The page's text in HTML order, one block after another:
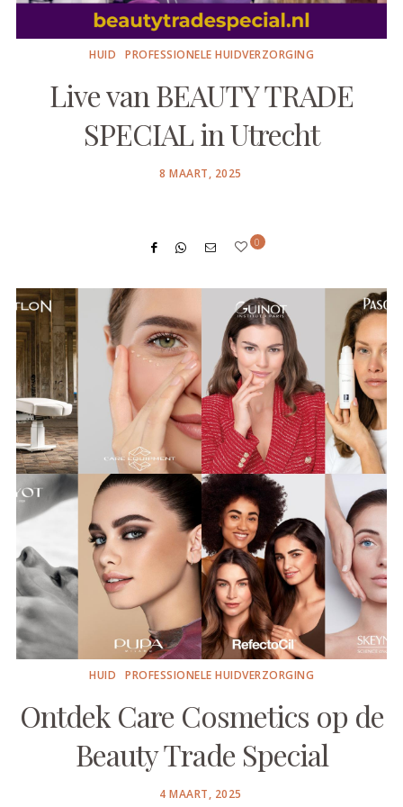
HUID PROFESSIONELE HUIDVERZORGING
Live van BEAUTY TRADE
SPECIAL in Utrecht
POSTED
8 MAART, 2025
0
HUID PROFESSIONELE HUIDVERZORGING
Ontdek Care Cosmetics op de
Beauty Trade Special
POSTED
4 MAART, 2025